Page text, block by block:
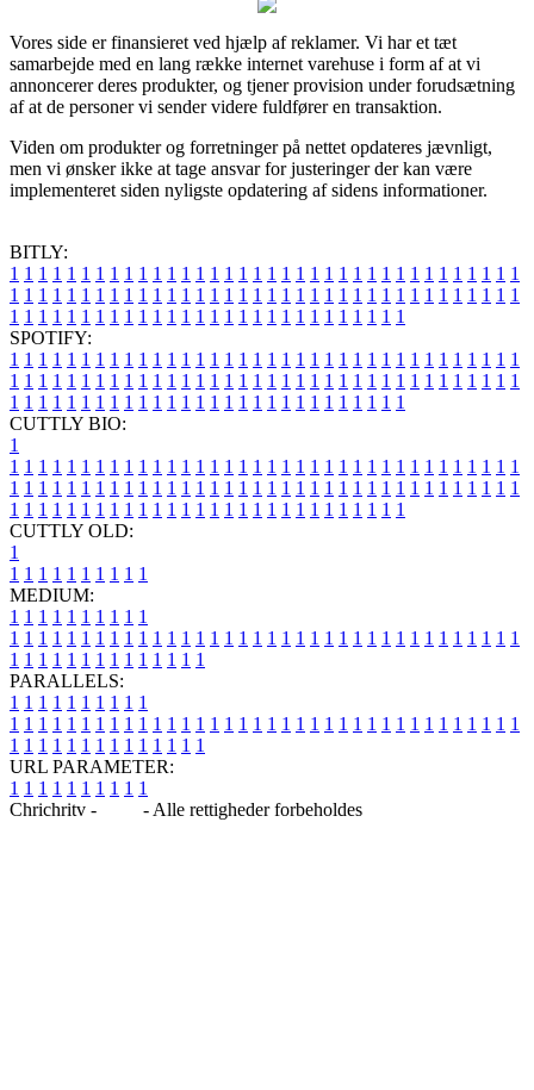
Vores side er finansieret ved hjælp af reklamer. Vi har et tæt
samarbejde med en lang række internet varehuse i form af at vi
annoncerer deres produkter, og tjener provision under forudsætning
af at de personer vi sender videre fuldfører en transaktion.
Viden om produkter og forretninger på nettet opdateres jævnligt,
men vi ønsker ikke at tage ansvar for justeringer der kan være
implementeret siden nyligste opdatering af sidens informationer.
BITLY:
1 1 1 1 1 1 1 1 1 1 1 1 1 1 1 1 1 1 1 1 1 1 1 1 1 1 1 1 1 1 1 1 1 1 1 1
1 1 1 1 1 1 1 1 1 1 1 1 1 1 1 1 1 1 1 1 1 1 1 1 1 1 1 1 1 1 1 1 1 1 1 1
1 1 1 1 1 1 1 1 1 1 1 1 1 1 1 1 1 1 1 1 1 1 1 1 1 1 1 1
SPOTIFY:
1 1 1 1 1 1 1 1 1 1 1 1 1 1 1 1 1 1 1 1 1 1 1 1 1 1 1 1 1 1 1 1 1 1 1 1
1 1 1 1 1 1 1 1 1 1 1 1 1 1 1 1 1 1 1 1 1 1 1 1 1 1 1 1 1 1 1 1 1 1 1 1
1 1 1 1 1 1 1 1 1 1 1 1 1 1 1 1 1 1 1 1 1 1 1 1 1 1 1 1
CUTTLY BIO:
1
1 1 1 1 1 1 1 1 1 1 1 1 1 1 1 1 1 1 1 1 1 1 1 1 1 1 1 1 1 1 1 1 1 1 1 1
1 1 1 1 1 1 1 1 1 1 1 1 1 1 1 1 1 1 1 1 1 1 1 1 1 1 1 1 1 1 1 1 1 1 1 1
1 1 1 1 1 1 1 1 1 1 1 1 1 1 1 1 1 1 1 1 1 1 1 1 1 1 1 1
CUTTLY OLD:
1
1 1 1 1 1 1 1 1 1 1
MEDIUM:
1 1 1 1 1 1 1 1 1 1
1 1 1 1 1 1 1 1 1 1 1 1 1 1 1 1 1 1 1 1 1 1 1 1 1 1 1 1 1 1 1 1 1 1 1 1
1 1 1 1 1 1 1 1 1 1 1 1 1 1
PARALLELS:
1 1 1 1 1 1 1 1 1 1
1 1 1 1 1 1 1 1 1 1 1 1 1 1 1 1 1 1 1 1 1 1 1 1 1 1 1 1 1 1 1 1 1 1 1 1
1 1 1 1 1 1 1 1 1 1 1 1 1 1
URL PARAMETER:
1 1 1 1 1 1 1 1 1 1
Chrichritv -
- Alle rettigheder forbeholdes